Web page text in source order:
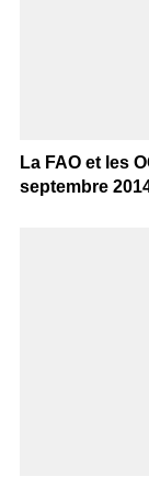
La FAO et les
septembre